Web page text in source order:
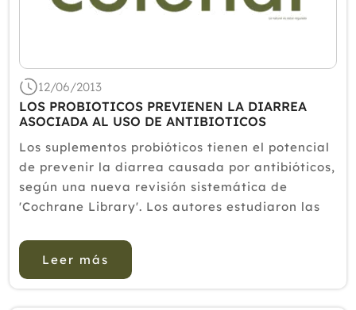
12/06/2013
LOS PROBIOTICOS PREVIENEN LA DIARREA
ASOCIADA AL USO DE ANTIBIOTICOS
Los suplementos probióticos tienen el potencial
de prevenir la diarrea causada por antibióticos,
según una nueva revisión sistemática de
'Cochrane Library'. Los autores estudiaron las
difficile) en pacientes que toman antibióticos y
los síntomas ...
Leer más